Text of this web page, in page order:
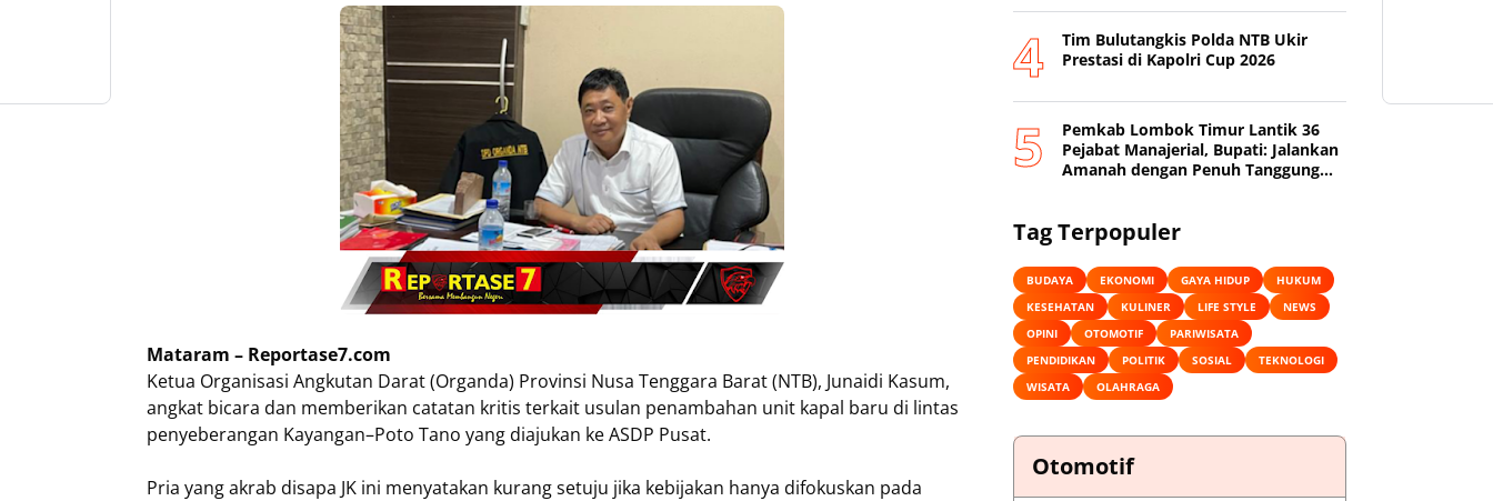
Mataram – Reportase7.com
Ketua Organisasi Angkutan Darat (Organda) Provinsi Nusa Tenggara Barat (NTB), Junaidi Kasum,
angkat bicara dan memberikan catatan kritis terkait usulan penambahan unit kapal baru di lintas
penyeberangan Kayangan–Poto Tano yang diajukan ke ASDP Pusat.
​Pria yang akrab disapa JK ini menyatakan kurang setuju jika kebijakan hanya difokuskan pada
Tim Bulutangkis Polda NTB Ukir
Prestasi di Kapolri Cup 2026
Pemkab Lombok Timur Lantik 36
Pejabat Manajerial, Bupati: Jalankan
Amanah dengan Penuh Tanggung
Tag Terpopuler
BUDAYA EKONOMI GAYA HIDUP
HUKUM
KESEHATAN
KULINER LIFE STYLE
NEWS
OPINI
OTOMOTIF
PARIWISATA
PENDIDIKAN
POLITIK SOSIAL
TEKNOLOGI
WISATA
OLAHRAGA
Otomotif